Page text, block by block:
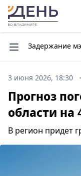
Задержание
3 июня 2026, 18:30
Прогноз
области на
В регион придет